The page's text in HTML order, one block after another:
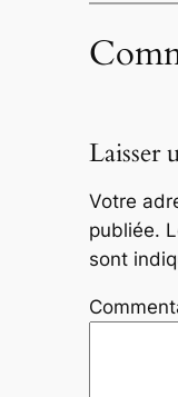
Laisser
Votre
publiée.
sont